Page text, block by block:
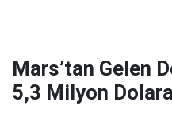
Mars’tan Gelen
5,3 Milyon Dolara